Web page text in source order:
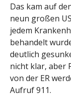
Das kam auf
neun großen
jedem
behandelt
deutlich
nicht klar, aber
von der ER
Aufruf 911.